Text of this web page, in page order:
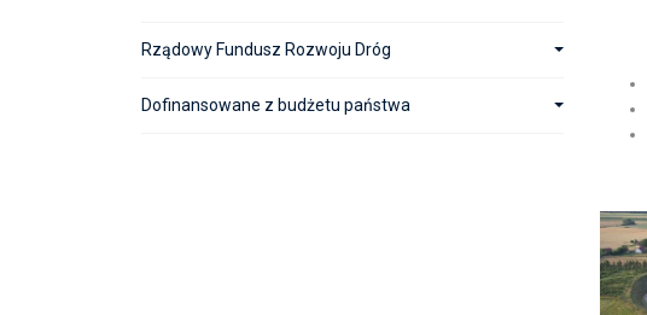
Rządowy Fundusz Rozwoju Dróg
Dofinansowane z budżetu państwa